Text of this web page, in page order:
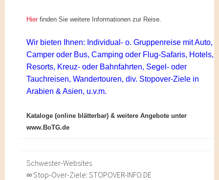
Hierfinden Sie weitere Informationen zur Reise.
Wir bieten Ihnen: Individual- o. Gruppenreise mit Auto,
Camper oder Bus, Camping oder Flug-Safaris, Hotels,
Resorts, Kreuz- oder Bahnfahrten, Segel- oder
Tauchreisen, Wandertouren, div. Stopover-Ziele in
Arabien & Asien, u.v.m.
Kataloge (online blätterbar) & weitere Angebote unter
www.BoTG.de
Schwester-Websites
∞ Stop-Over-Ziele: STOPOVER-INFO.DE